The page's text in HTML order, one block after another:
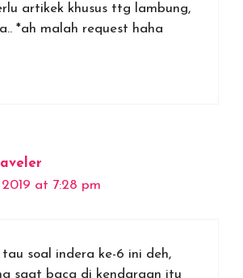
artikek khusus ttg lambung,
*ah malah request haha
2019 at 7:28 pm
soal indera ke-6 ini deh,
saat baca di kendaraan itu